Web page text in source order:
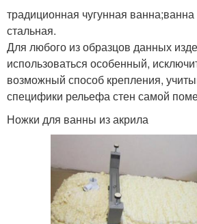
традиционная чугунная
стальная.
Для любого из образцов данных
использоваться особенный,
возможный способ крепления,
специфики рельефа стен самой
Ножки для ванны из акрила